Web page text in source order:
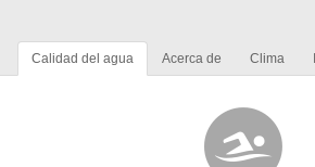
Calidad del agua Acerca de Clima